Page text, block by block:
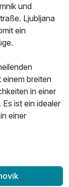
und
Ljubljana
ein
breiten
in einer
ist ein idealer
einer